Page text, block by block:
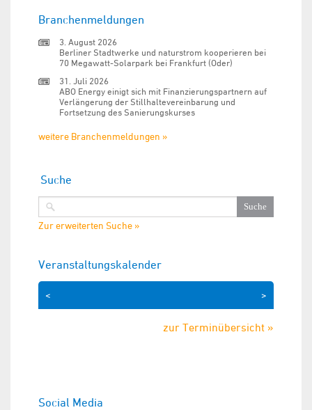
Branchenmeldungen
3. August 2026
Berliner Stadtwerke und naturstrom kooperieren bei
70 Megawatt-Solarpark bei Frankfurt (Oder)
31. Juli 2026
ABO Energy einigt sich mit Finanzierungspartnern auf
Verlängerung der Stillhaltevereinbarung und
Fortsetzung des Sanierungskurses
weitere Branchenmeldungen »
Suche
Zur erweiterten Suche »
Veranstaltungskalender
>
<
zur Terminübersicht »
Social Media